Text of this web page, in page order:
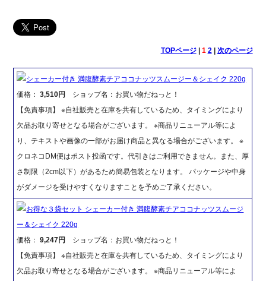
TOPページ| 1 2| 次のページ
シェーカー付き 満腹酵素チアココナッツスムージー＆シェイク 220g
価格：3,510円
ショップ名：お買い物だねっと！
【免責事項】 ※自社販売と在庫を共有しているため、タイミングにより
欠品お取り寄せとなる場合がございます。 ※商品リニューアル等によ
り、テキストや画像の一部がお届け商品と異なる場合がございます。 ※
クロネコDM便はポスト投函です。代引きはご利用できません。また、厚
さ制限（2cm以下）があるため簡易包装となります。 パッケージや中身
がダメージを受けやすくなりますことを予めご了承ください。
お得な３袋セット シェーカー付き 満腹酵素チアココナッツスムージ
ー＆シェイク 220g
価格：9,247円
ショップ名：お買い物だねっと！
【免責事項】 ※自社販売と在庫を共有しているため、タイミングにより
欠品お取り寄せとなる場合がございます。 ※商品リニューアル等によ